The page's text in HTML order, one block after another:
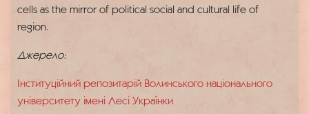
cells as the mirror of political social and cultural life of
region.
Джерело:
Інституційний репозитарій Волинського національного
університету імені Лесі Українки